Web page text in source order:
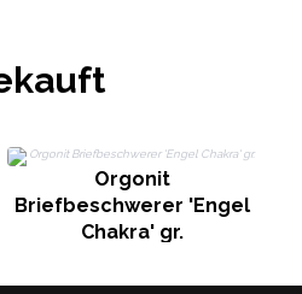
Orgonit
Briefbeschwerer 'Engel
Chakra' gr.